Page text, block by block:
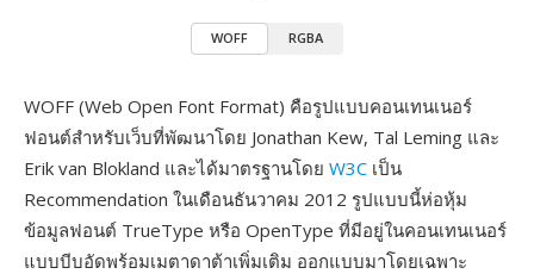
WOFF RGBA
WOFF (Web Open Font Format) คือรูปแบบคอนเทนเนอร์
ฟอนต์สำหรับเว็บที่พัฒนาโดย Jonathan Kew, Tal Leming และ
Erik van Blokland และได้มาตรฐานโดย W3C เป็น
Recommendation ในเดือนธันวาคม 2012 รูปแบบนี้ห่อหุ้ม
ข้อมูลฟอนต์ TrueType หรือ OpenType ที่มีอยู่ในคอนเทนเนอร์
แบบบีบอัดพร้อมเมตาดาต้าเพิ่มเติม ออกแบบมาโดยเฉพาะ